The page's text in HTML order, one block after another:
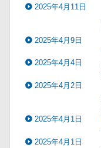
2025年4月11日
2025年4月9日
2025年4月4日
2025年4月2日
2025年4月1日
2025年4月1日